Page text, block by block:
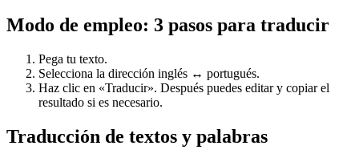
Modo de empleo: 3 pasos para traducir
Pega tu texto.
Selecciona la dirección inglés ↔ portugués.
Haz clic en «Traducir». Después puedes editar y copiar el
resultado si es necesario.
Traducción de textos y palabras